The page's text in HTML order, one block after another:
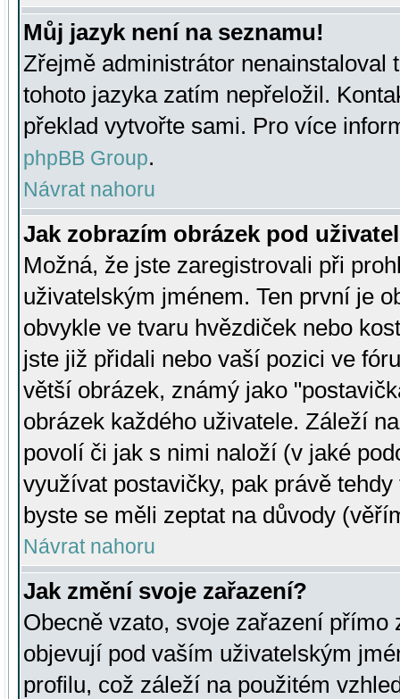
Můj jazyk není na seznamu!
Zřejmě administrátor nenainstaloval
tohoto jazyka zatím nepřeložil.
překlad vytvořte sami. Pro více
phpBB Group.
Návrat nahoru
Jak zobrazím obrázek pod
Možná, že jste zaregistrovali při
uživatelským jménem. Ten první je
obvykle ve tvaru hvězdiček nebo
jste již přidali nebo vaší pozici ve
větší obrázek, známý jako
obrázek každého uživatele. Záleží
povolí či jak s nimi naloží (v jaké
využívat postavičky, pak právě
byste se měli zeptat na důvody
Návrat nahoru
Jak změní svoje zařazení?
Obecně vzato, svoje zařazení přímo
objevují pod vaším uživatelským
profilu, což záleží na použitém